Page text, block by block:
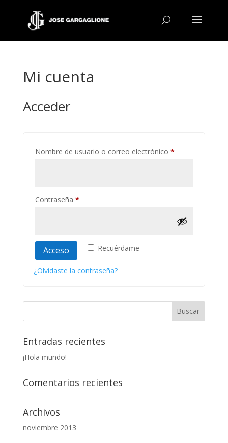
Mi cuenta
Acceder
Nombre de usuario o correo electrónico *Obligatorio
Contraseña *Obligatorio
Recuérdame
Acceso
¿Olvidaste la contraseña?
Entradas recientes
¡Hola mundo!
Comentarios recientes
Archivos
noviembre 2013